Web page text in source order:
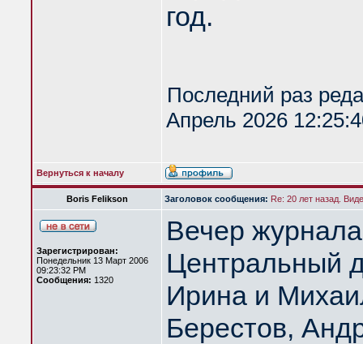
год.
Последний раз
Апрель 2026
Вернуться к началу
Boris Felikson Заголовок сообщения: Re: 20 лет назад.
Зарегистрирован:
Понедельник 13 Март 2006
09:23:32 PM
Сообщения: 1320
Вечер
Центральный
Ирина и
Берестов,